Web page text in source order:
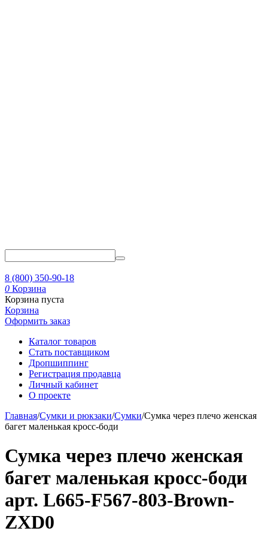
8 (800) 350-90-18
0 Корзина
Корзина пуста
Корзина
Оформить заказ
Каталог товаров
Стать поставщиком
Дропшиппинг
Регистрация продавца
Личный кабинет
О проекте
Главная/Сумки и рюкзаки/Сумки/Сумка через плечо женская
багет маленькая кросс-боди
Сумка через плечо женская
багет маленькая кросс-боди
арт. L665-F567-803-Brown-
ZXD0